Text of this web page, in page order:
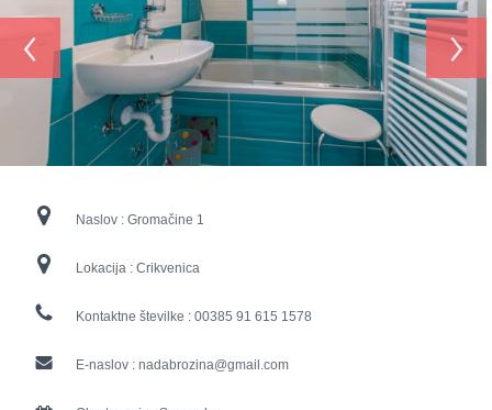
‹ ›
Naslov : Gromačine 1
Lokacija : Crikvenica
Kontaktne številke : 00385 91 615 1578
E-naslov : nadabrozina@gmail.com